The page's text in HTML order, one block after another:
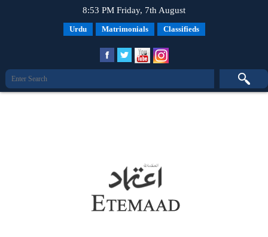
8:53 PM Friday, 7th August
Urdu Matrimonials Classifieds